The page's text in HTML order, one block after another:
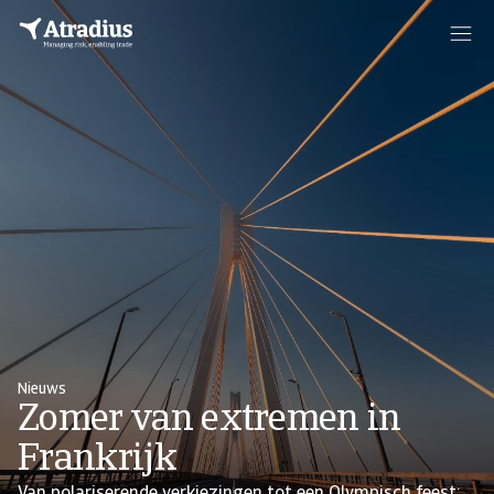
Nieuws
Zomer van extremen in
Frankrijk